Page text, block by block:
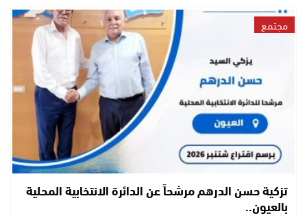
مجتمع
تزكية حسن الدرهم مرشحاً عن الدائرة الانتخابية المحلية
بالعيون..